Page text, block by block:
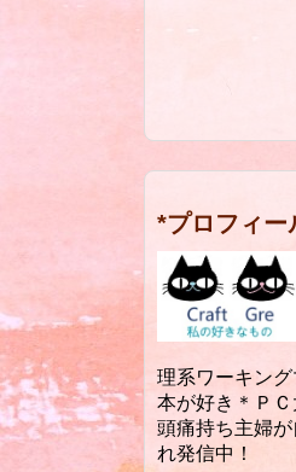
*プロフィー
理系ワーキング
本が好き＊Ｐ
頭痛持ち主婦
れ発信中！